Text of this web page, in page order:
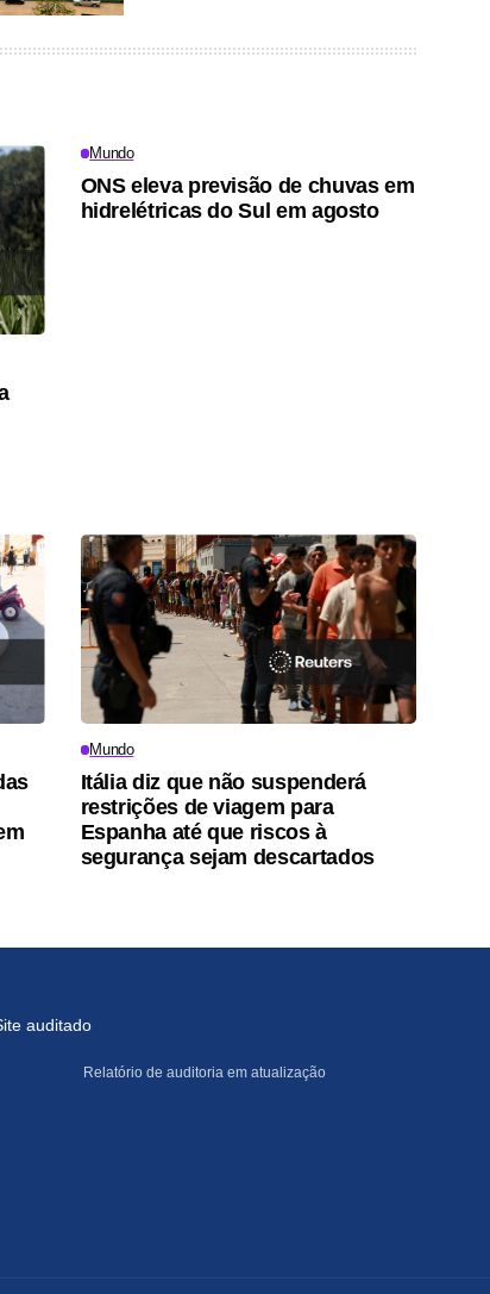
Mundo
ONS eleva previsão de chuvas em
hidrelétricas do Sul em agosto
Mundo
Itália diz que não suspenderá
restrições de viagem para
Espanha até que riscos à
segurança sejam descartados
auditado
Relatório de auditoria em atualização